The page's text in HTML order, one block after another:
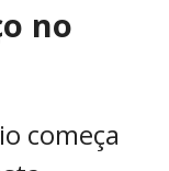
no
começa